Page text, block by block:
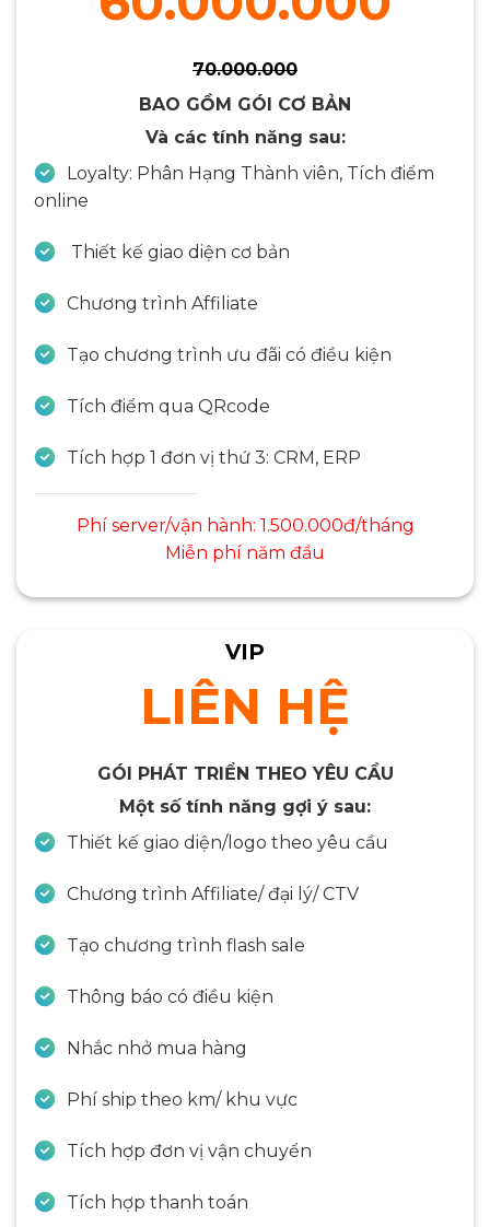
70.000.000
BAO GỒM GÓI CƠ BẢN
Và các tính năng sau:
Loyalty: Phân Hạng Thành viên, Tích điểm
online
Thiết kế giao diện cơ bản
Chương trình Affiliate
Tạo chương trình ưu đãi có điều kiện
Tích điểm qua QRcode
Tích hợp 1 đơn vị thứ 3: CRM, ERP
Phí server/vận hành: 1.500.000đ/tháng
Miễn phí năm đầu
VIP
LIÊN HỆ
GÓI PHÁT TRIỂN THEO YÊU CẦU
Một số tính năng gợi ý sau:
Thiết kế giao diện/logo theo yêu cầu
Chương trình Affiliate/ đại lý/ CTV
Tạo chương trình flash sale
Thông báo có điều kiện
Nhắc nhở mua hàng
Phí ship theo km/ khu vực
Tích hợp đơn vị vận chuyển
Tích hợp thanh toán